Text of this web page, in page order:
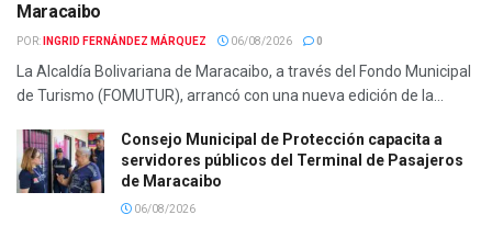
Maracaibo
POR: INGRID FERNÁNDEZ MÁRQUEZ 06/08/2026 0
La Alcaldía Bolivariana de Maracaibo, a través del Fondo Municipal
de Turismo (FOMUTUR), arrancó con una nueva edición de la...
Consejo Municipal de Protección capacita a
servidores públicos del Terminal de Pasajeros
de Maracaibo
06/08/2026